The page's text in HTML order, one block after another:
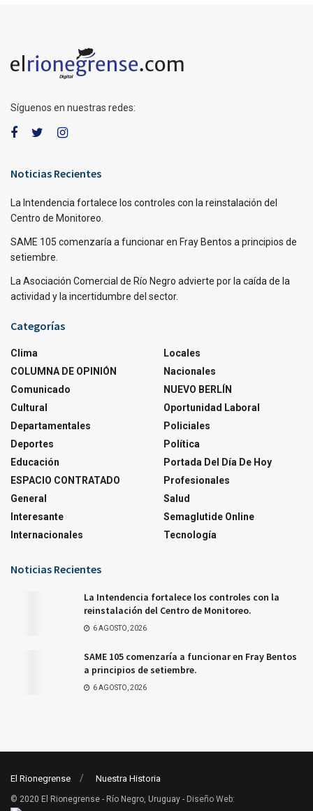
Síguenos en nuestras redes:
Noticias Recientes
La Intendencia fortalece los controles con la reinstalación del
Centro de Monitoreo.
SAME 105 comenzaría a funcionar en Fray Bentos a principios de
setiembre.
La Asociación Comercial de Río Negro advierte por la caída de la
actividad y la incertidumbre del sector.
Categorías
Clima
COLUMNA DE OPINIÓN
Comunicado
Cultural
Departamentales
Deportes
Educación
ESPACIO CONTRATADO
General
Interesante
Internacionales
Locales
Nacionales
NUEVO BERLÍN
Oportunidad Laboral
Policiales
Política
Portada Del Día De Hoy
Profesionales
Salud
Semaglutide Online
Tecnología
Noticias Recientes
La Intendencia fortalece los controles con la
reinstalación del Centro de Monitoreo.
6 AGOSTO, 2026
SAME 105 comenzaría a funcionar en Fray Bentos
a principios de setiembre.
6 AGOSTO, 2026
El Rionegrense Nuestra Historia
© 2020 El Rionegrense - Río Negro, Uruguay - Diseño Web: